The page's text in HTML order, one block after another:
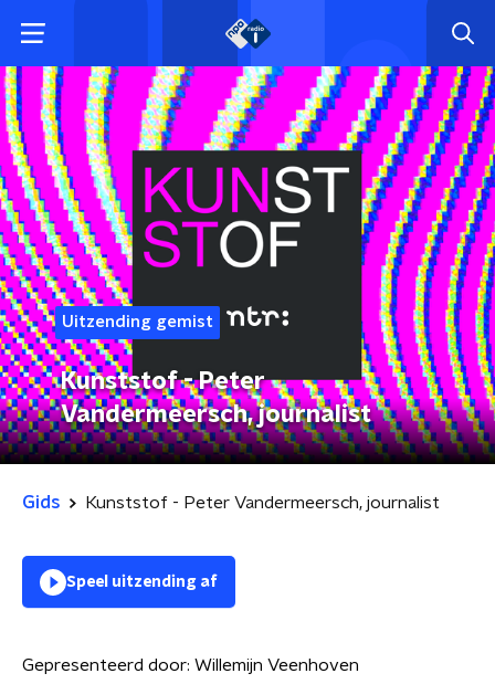
Uitzending gemist
Kunststof - Peter
Vandermeersch, journalist
Gids Kunststof - Peter Vandermeersch, journalist
Speel uitzending af
Gepresenteerd door: Willemijn Veenhoven